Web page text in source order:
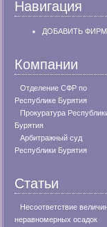
Навигация
ДОБАВИТЬ
Компании
Отделение СФР по
Республике Бурятия
Прокуратура
Бурятия
Арбитражный суд
Республики Бурятия
Статьи
Несоответствие
неравномерных осадок